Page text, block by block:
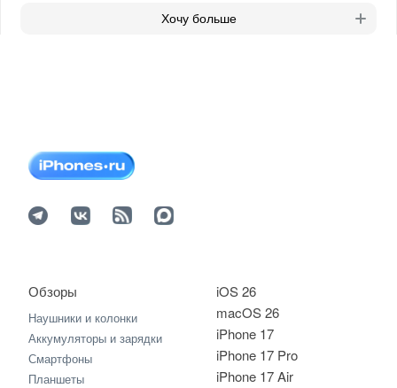
Хочу больше
iOS 26
macOS 26
iPhone 17
iPhone 17 Pro
iPhone 17 Air
Обзоры
Наушники и колонки
Аккумуляторы и зарядки
Смартфоны
Планшеты